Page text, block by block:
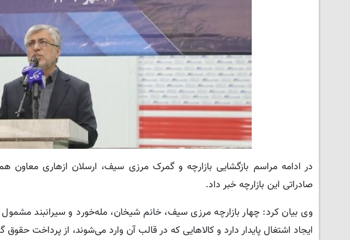
در ادامه مراسم بازگشایی بازارچه و گمرک مرزی سیف، ارسلان ازهاری معاون
صادراتی این بازارچه خبر داد.
وی بیان کرد: چهار بازارچه مرزی سیف، خانم شیخان، مله‌خورد و سیرانبند
ایجاد اشتغال پایدار دارد و کالاهایی که در قالب آن وارد می‌شوند، از پرداخت حقوق گمرکی و ۵۰ درصد مالیات